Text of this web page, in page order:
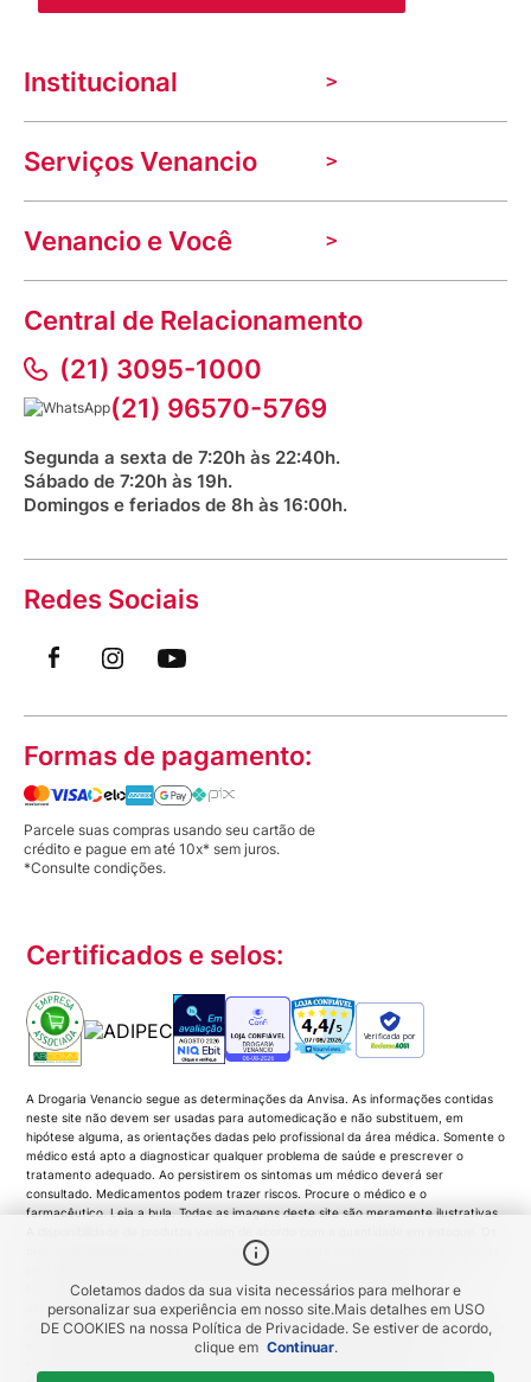
Coletamos dados da sua visita necessários para melhorar e
personalizar sua experiência em nosso site.Mais detalhes em USO
DE COOKIES na nossa Política de Privacidade. Se estiver de acordo,
clique em Continuar.
Institucional
A Venancio
Trabalhe Conosco
Nossas lojas
Indique seu imóvel
Aniversário Venancio 2025
Serviços Venancio
Troca e devolução
Mecânica de promoções
Dúvidas frequentes
Prazos e entregas
Bioimpedância Gratuita
Venancio e Você
VClube - Programa de fidelidade
Fale com o farmacêutico
Fale conosco
Saúde na praça
Central de Relacionamento
(21) 3095-1000
(21) 96570-5769
Segunda a sexta de 7:20h às 22:40h.
Sábado de 7:20h às 19h.
Domingos e feriados de 8h às 16:00h.
Redes Sociais
Formas de pagamento:
Parcele suas compras usando seu cartão de
crédito e pague em até 10x* sem juros.
*Consulte condições.
Certificados e selos:
Verificada por
A Drogaria Venancio segue as determinações da Anvisa. As informações contidas
neste site não devem ser usadas para automedicação e não substituem, em
hipótese alguma, as orientações dadas pelo profissional da área médica. Somente o
médico está apto a diagnosticar qualquer problema de saúde e prescrever o
tratamento adequado. Ao persistirem os sintomas um médico deverá ser
consultado. Medicamentos podem trazer riscos. Procure o médico e o
farmacêutico. Leia a bula. Todas as imagens deste site são meramente ilustrativas.
preços, promoções, frete e condições de pagamento são exclusivos para compras
pela Loja Virtual. Promoções do tipo 'Leve 3 pague 2', 'Leve 2 pague 1', coloque
todas as unidades no carrinho de compras e o desconto será gerado
automaticamente no valor total da compra. As imagens dos produtos são
meramente ilustrativas e a Venancio se resguarda por quaisquer eventuais erros de
informações... DROGARIA Venancio. Venancio Produtos Farmacêuticos LTDA |